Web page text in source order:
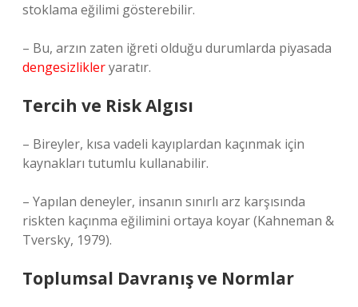
stoklama eğilimi gösterebilir.
– Bu, arzın zaten iğreti olduğu durumlarda piyasada
dengesizlikleryaratır.
Tercih ve Risk Algısı
– Bireyler, kısa vadeli kayıplardan kaçınmak için
kaynakları tutumlu kullanabilir.
– Yapılan deneyler, insanın sınırlı arz karşısında
riskten kaçınma eğilimini ortaya koyar (Kahneman &
Tversky, 1979).
Toplumsal Davranış ve Normlar